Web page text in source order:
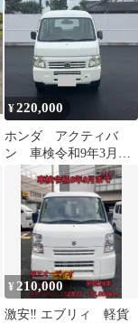
¥220,000
ホンダ アクティバ
ン 車検令和9年3月
走行10万キロ以下
¥ 210,000
激安‼️ エブリィ 軽貨